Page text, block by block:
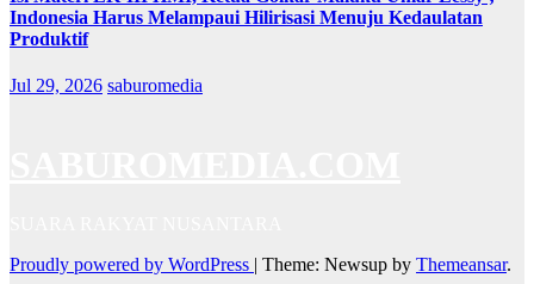
Indonesia Harus Melampaui Hilirisasi Menuju Kedaulatan
Produktif
Jul 29, 2026 saburomedia
Proudly powered by WordPress | Theme: Newsup by Themeansar.